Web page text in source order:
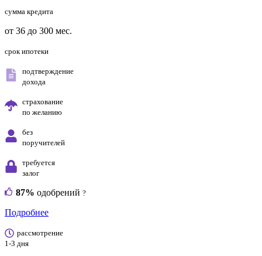
сумма кредита
от 36 до 300 мес.
срок ипотеки
подтверждение
дохода
страхование
по желанию
без
поручителей
требуется
залог
87% одобрений ?
Подробнее
рассмотрение
1-3 дня